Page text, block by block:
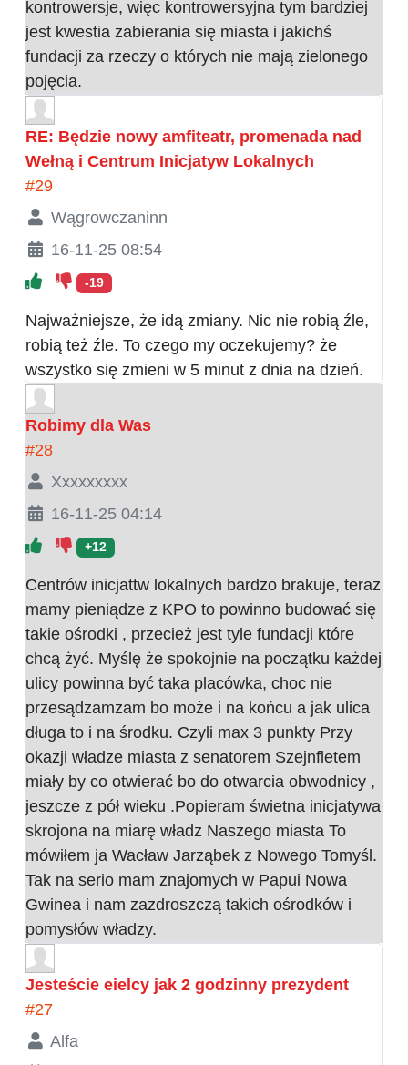
kontrowersje, więc kontrowersyjna tym bardziej
jest kwestia zabierania się miasta i jakichś
fundacji za rzeczy o których nie mają zielonego
pojęcia.
RE: Będzie nowy amfiteatr, promenada nad
Wełną i Centrum Inicjatyw Lokalnych
#29
Wągrowczaninn
16-11-25 08:54
-19
Najważniejsze, że idą zmiany. Nic nie robią źle,
robią też źle. To czego my oczekujemy? że
wszystko się zmieni w 5 minut z dnia na dzień.
Robimy dla Was
#28
Xxxxxxxxx
16-11-25 04:14
+12
Centrów inicjattw lokalnych bardzo brakuje, teraz
mamy pieniądze z KPO to powinno budować się
takie ośrodki , przecież jest tyle fundacji które
chcą żyć. Myślę że spokojnie na początku każdej
ulicy powinna być taka placówka, choc nie
przesądzamzam bo może i na końcu a jak ulica
długa to i na środku. Czyli max 3 punkty Przy
okazji władze miasta z senatorem Szejnfletem
miały by co otwierać bo do otwarcia obwodnicy ,
jeszcze z pół wieku .Popieram świetna inicjatywa
skrojona na miarę władz Naszego miasta To
mówiłem ja Wacław Jarząbek z Nowego Tomyśl.
Tak na serio mam znajomych w Papui Nowa
Gwinea i nam zazdroszczą takich ośrodków i
pomysłów władzy.
Jesteście eielcy jak 2 godzinny prezydent
#27
Alfa